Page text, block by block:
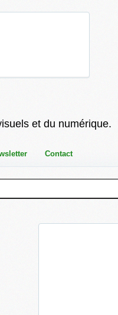
et du numérique.
Contact